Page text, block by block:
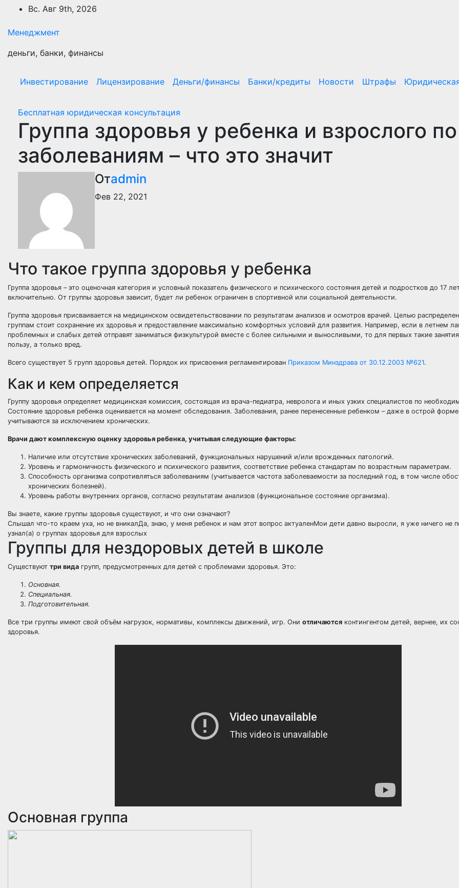
Перейти
содержимому
Вс. Авг 9th, 2026
Менеджмент
деньги, банки, финансы
Инвестирование Лицензирование Деньги/финансы Банки/кредиты Новости Штрафы
Бесплатная юридическая консультация
Группа здоровья у ребенка и взрослого по
заболеваниям – что это значит
Отadmin
Фев 22, 2021
Что такое группа здоровья у ребенка
Группа здоровья – это оценочная категория и условный показатель физического и психического состояния детей и подростков до 17
включительно. От группы здоровья зависит, будет ли ребенок ограничен в спортивной или социальной деятельности.
Группа здоровья присваивается на медицинском освидетельствовании по результатам анализов и осмотров врачей. Целью
группам стоит сохранение их здоровья и предоставление максимально комфортных условий для развития. Например, если в летнем
проблемных и слабых детей отправят заниматься физкультурой вместе с более сильными и выносливыми, то для первых такие
пользу, а только вред.
Всего существует 5 групп здоровья детей. Порядок их присвоения регламентирован Приказом Минздрава от 30.12.2003 №621.
Как и кем определяется
Группу здоровья определяет медицинская комиссия, состоящая из врача-педиатра, невролога и иных узких специалистов по
Состояние здоровья ребенка оценивается на момент обследования. Заболевания, ранее перенесенные ребенком – даже в острой форме
учитываются за исключением хронических.
Врачи дают комплексную оценку здоровья ребенка, учитывая следующие факторы:
Наличие или отсутствие хронических заболеваний, функциональных нарушений и/или врожденных патологий.
Уровень и гармоничность физического и психического развития, соответствие ребенка стандартам по возрастным параметрам.
Способность организма сопротивляться заболеваниям (учитывается частота заболеваемости за последний год, в том числе
хронических болезней).
Уровень работы внутренних органов, согласно результатам анализов (функциональное состояние организма).
Вы знаете, какие группы здоровья существуют, и что они означают?
Слышал что-то краем уха, но не вникалДа, знаю, у меня ребенок и нам этот вопрос актуаленМои дети давно выросли, я уже ничего не
узнал(а) о группах здоровья для взрослых
Группы для нездоровых детей в школе
Существуют три вида групп, предусмотренных для детей с проблемами здоровья. Это:
Основная.
Специальная.
Подготовительная.
Все три группы имеют свой объём нагрузок, нормативы, комплексы движений, игр. Они отличаются контингентом детей, вернее, их
здоровья.
Основная группа